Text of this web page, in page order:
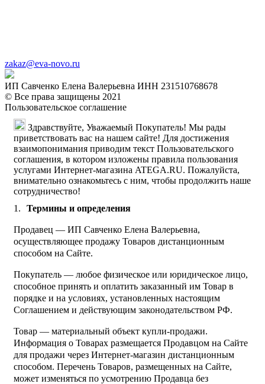
zakaz@eva-novo.ru
ИП Савченко Елена Валерьевна ИНН 231510768678
© Все права защищены 2021
Пользовательское соглашение
Здравствуйте, Уважаемый Покупатель! Мы рады
приветствовать вас на нашем сайте! Для достижения
взаимопонимания приводим текст Пользовательского
соглашения, в котором изложены правила пользования
услугами Интернет-магазина ATEGA.RU. Пожалуйста,
внимательно ознакомьтесь с ним, чтобы продолжить наше
сотрудничество!
Термины и определения
Продавец — ИП Савченко Елена Валерьевна,
осуществляющее продажу Товаров дистанционным
способом на Сайте.
Покупатель — любое физическое или юридическое лицо,
способное принять и оплатить заказанный им Товар в
порядке и на условиях, установленных настоящим
Соглашением и действующим законодательством РФ.
Товар — материальный объект купли-продажи.
Информация о Товарах размещается Продавцом на Сайте
для продажи через Интернет-магазин дистанционным
способом. Перечень Товаров, размещенных на Сайте,
может изменяться по усмотрению Продавца без